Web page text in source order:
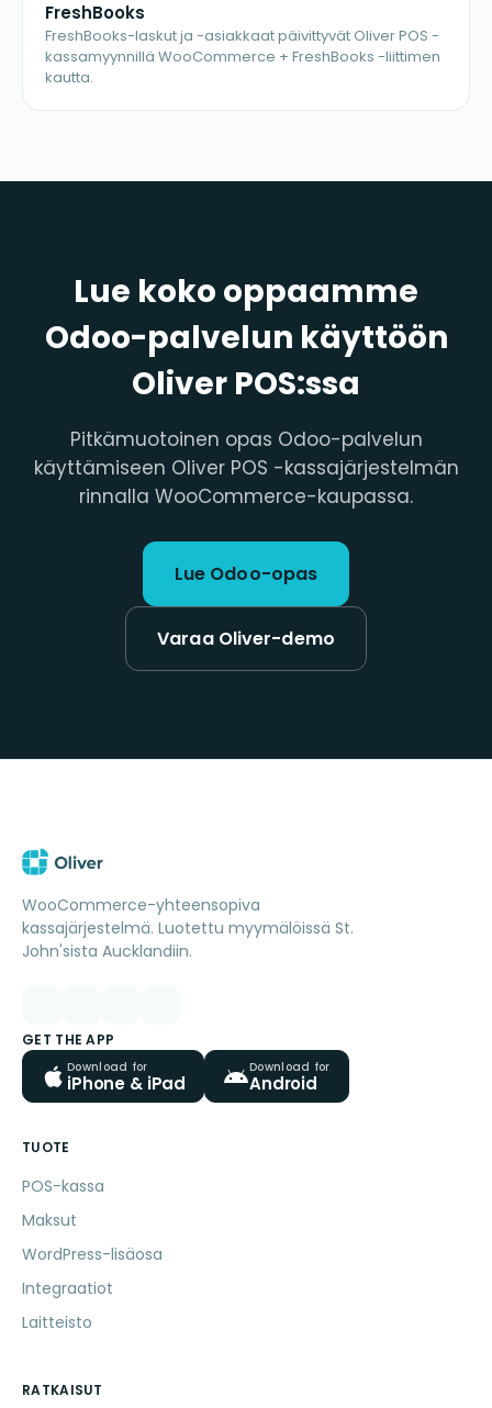
FreshBooks
FreshBooks-laskut ja -asiakkaat päivittyvät Oliver POS -
kassamyynnillä WooCommerce + FreshBooks -liittimen
kautta.
Lue koko oppaamme
Odoo-palvelun käyttöön
Oliver POS:ssa
Pitkämuotoinen opas Odoo-palvelun
käyttämiseen Oliver POS -kassajärjestelmän
rinnalla WooCommerce-kaupassa.
Lue Odoo-opas
Varaa Oliver-demo
WooCommerce-yhteensopiva
kassajärjestelmä. Luotettu myymälöissä St.
John'sista Aucklandiin.
GET THE APP
Download for
iPhone & iPad
Download for
Android
TUOTE
POS-kassa
Maksut
WordPress-lisäosa
Integraatiot
Laitteisto
RATKAISUT